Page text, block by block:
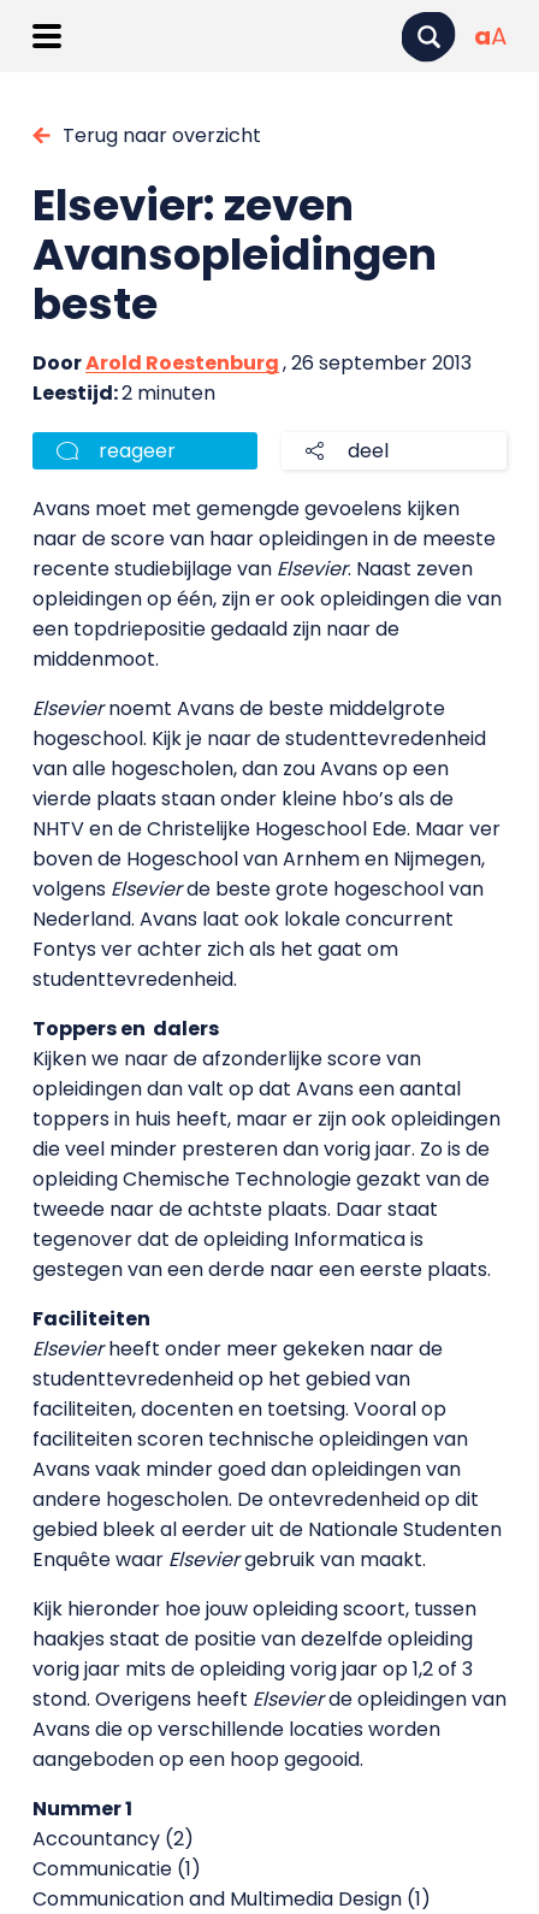
aA
Terug naar overzicht
Elsevier: zeven
Avansopleidingen
beste
DoorArold Roestenburg, 26 september 2013
Leestijd:2 minuten
reageer deel
Avans moet met gemengde gevoelens kijken
naar de score van haar opleidingen in de meeste
recente studiebijlage van Elsevier. Naast zeven
opleidingen op één, zijn er ook opleidingen die van
een topdriepositie gedaald zijn naar de
middenmoot.
Elseviernoemt Avans de beste middelgrote
hogeschool. Kijk je naar de studenttevredenheid
van alle hogescholen, dan zou Avans op een
vierde plaats staan onder kleine hbo’s als de
NHTV en de Christelijke Hogeschool Ede. Maar ver
boven de Hogeschool van Arnhem en Nijmegen,
volgens Elsevierde beste grote hogeschool van
Nederland. Avans laat ook lokale concurrent
Fontys ver achter zich als het gaat om
studenttevredenheid.
Toppers en dalers
Kijken we naar de afzonderlijke score van
opleidingen dan valt op dat Avans een aantal
toppers in huis heeft, maar er zijn ook opleidingen
die veel minder presteren dan vorig jaar. Zo is de
opleiding Chemische Technologie gezakt van de
tweede naar de achtste plaats. Daar staat
tegenover dat de opleiding Informatica is
gestegen van een derde naar een eerste plaats.
Faciliteiten
Elsevierheeft onder meer gekeken naar de
studenttevredenheid op het gebied van
faciliteiten, docenten en toetsing. Vooral op
faciliteiten scoren technische opleidingen van
Avans vaak minder goed dan opleidingen van
andere hogescholen. De ontevredenheid op dit
gebied bleek al eerder uit de Nationale Studenten
Enquête waar Elseviergebruik van maakt.
Kijk hieronder hoe jouw opleiding scoort, tussen
haakjes staat de positie van dezelfde opleiding
vorig jaar mits de opleiding vorig jaar op 1,2 of 3
stond. Overigens heeft Elsevierde opleidingen van
Avans die op verschillende locaties worden
aangeboden op een hoop gegooid.
Nummer 1
Accountancy (2)
Communicatie (1)
Communication and Multimedia Design (1)